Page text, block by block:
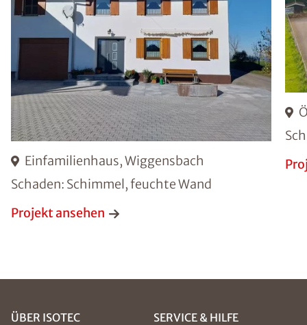
Einfamilienhaus, Wiggensbach
Schaden: Schimmel, feuchte Wand
Projekt ansehen
ÜBER ISOTEC SERVICE & HILFE